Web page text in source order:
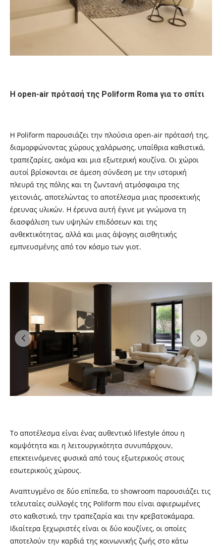
H open-air πρότασή της Poliform Roma για το σπίτι
H Poliform παρουσιάζει την πλούσια open-air πρότασή της,
διαμορφώνοντας χώρους χαλάρωσης, υπαίθρια καθιστικά,
τραπεζαρίες, ακόμα και μια εξωτερική κουζίνα. Οι χώροι
αυτοί βρίσκονται σε άμεση σύνδεση με την ιστορική
πλευρά της πόλης και τη ζωντανή ατμόσφαιρα της
γειτονιάς, αποτελώντας το αποτέλεσμα μιας προσεκτικής
έρευνας υλικών. Η έρευνα αυτή έγινε με γνώμονα τη
διασφάλιση των υψηλών επιδόσεων και της
ανθεκτικότητας, αλλά και μιας άψογης αισθητικής
εμπνευσμένης από τον κόσμο των γιοτ.
Το αποτέλεσμα είναι ένας αυθεντικό lifestyle όπου η
κομψότητα και η λειτουργικότητα συνυπάρχουν,
επεκτεινόμενες φυσικά από τους εξωτερικούς στους
εσωτερικούς χώρους.
Αναπτυγμένο σε δύο επίπεδα, το showroom παρουσιάζει τις
τελευταίες συλλογές της Poliform που είναι αφιερωμένες
στο καθιστικό, την τραπεζαρία και την κρεβατοκάμαρα.
Ιδιαίτερα ξεχωριστές είναι οι δύο κουζίνες, οι οποίες
αποτελούν την καρδιά της κοινωνικής ζωής στο κάτω